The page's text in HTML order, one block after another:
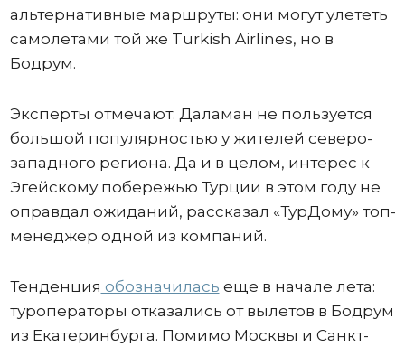
альтернативные маршруты: они могут улететь
самолетами той же Turkish Airlines, но в
Бодрум.
Эксперты отмечают: Даламан не пользуется
большой популярностью у жителей северо-
западного региона. Да и в целом, интерес к
Эгейскому побережью Турции в этом году не
оправдал ожиданий, рассказал «ТурДому» топ-
менеджер одной из компаний.
Тенденция обозначилась еще в начале лета:
туроператоры отказались от вылетов в Бодрум
из Екатеринбурга. Помимо Москвы и Санкт-